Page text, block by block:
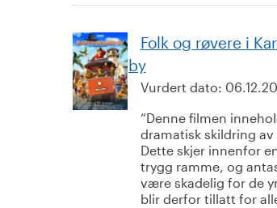
Folk og røvere i
by
Vurdert dato:
Denne filmen
dramatisk skildring av
Dette skjer innenfor
trygg ramme, og
være skadelig for de
blir derfor tillatt for